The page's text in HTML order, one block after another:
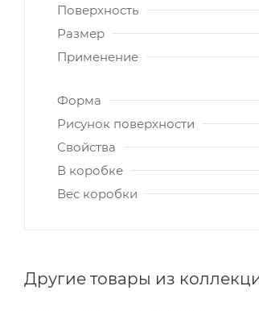
Поверхность
Размер
Применение
Форма
Рисунок поверхности
Свойства
В коробке
Вес коробки
Другие товары из